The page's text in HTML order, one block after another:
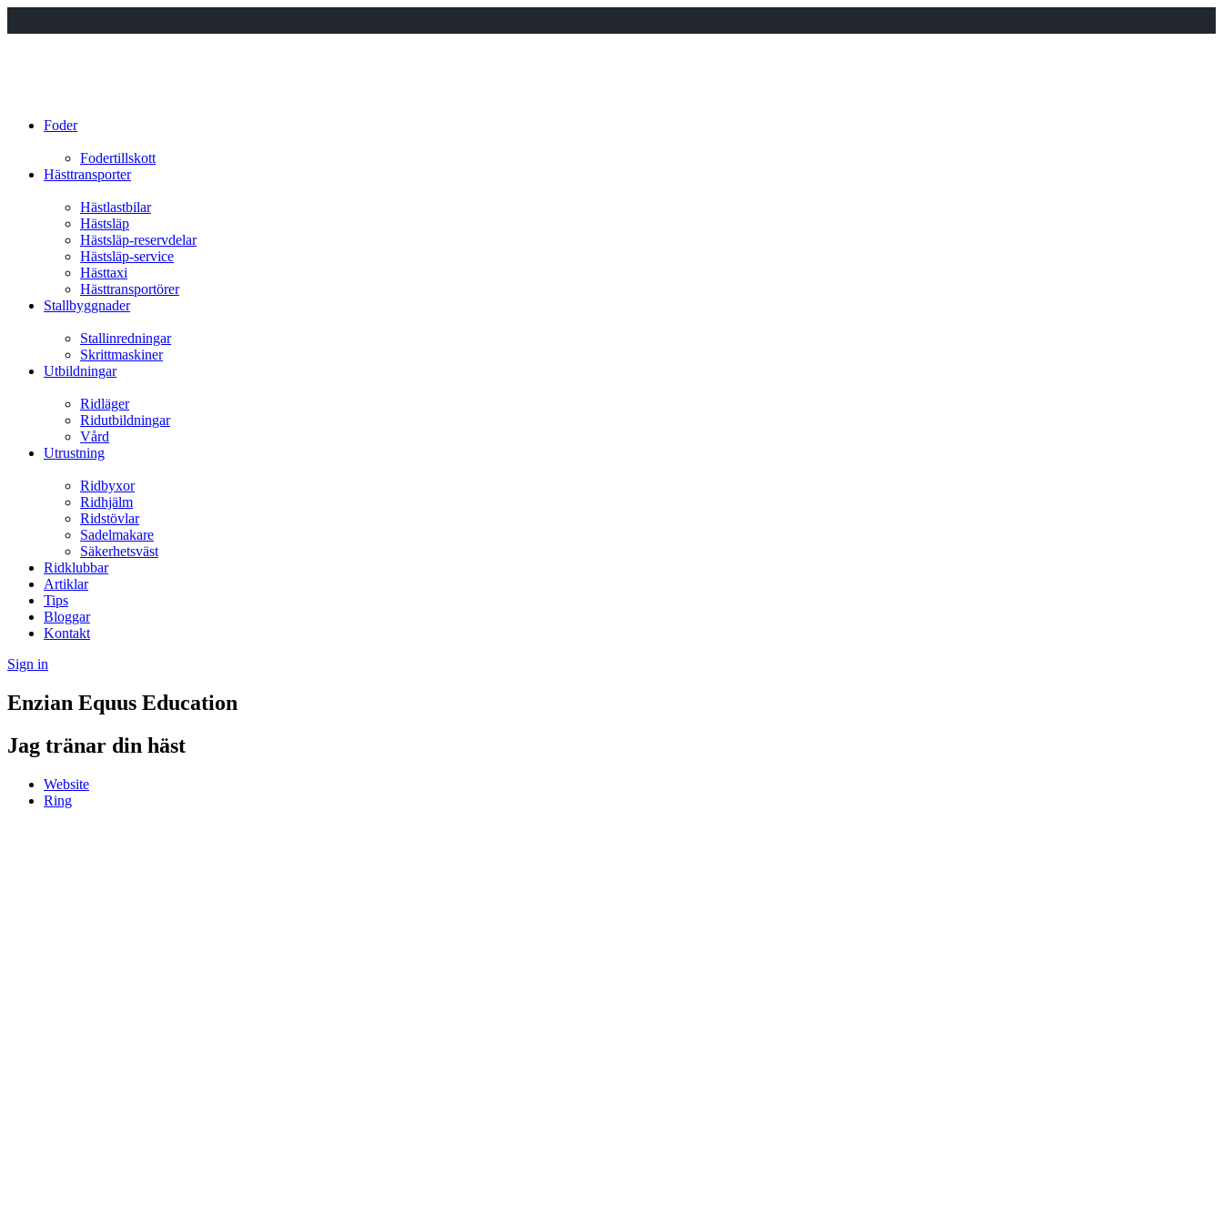
Foder
Fodertillskott
Hästtransporter
Hästlastbilar
Hästsläp
Hästsläp-reservdelar
Hästsläp-service
Hästtaxi
Hästtransportörer
Stallbyggnader
Stallinredningar
Skrittmaskiner
Utbildningar
Ridläger
Ridutbildningar
Vård
Utrustning
Ridbyxor
Ridhjälm
Ridstövlar
Sadelmakare
Säkerhetsväst
Ridklubbar
Artiklar
Tips
Bloggar
Kontakt
Sign in
Enzian Equus Education
Jag tränar din häst
Website
Ring